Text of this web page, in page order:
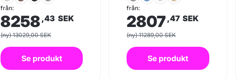
från:
8258 ,43 SEK
(ny) 13029,00 SEK
Se produkt
från:
2807 ,47 SEK
(ny) 11289,00 SEK
Se produkt